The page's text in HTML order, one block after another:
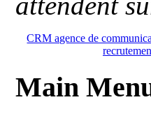
CRM agence de
Main